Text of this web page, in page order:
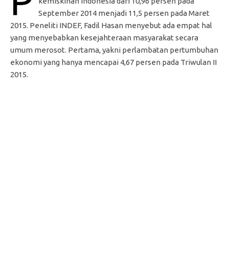
September 2014 menjadi 11,5 persen pada Maret
2015. Peneliti INDEF, Fadil Hasan menyebut ada empat hal
yang menyebabkan kesejahteraan masyarakat secara
umum merosot. Pertama, yakni perlambatan pertumbuhan
ekonomi yang hanya mencapai 4,67 persen pada Triwulan II
2015.